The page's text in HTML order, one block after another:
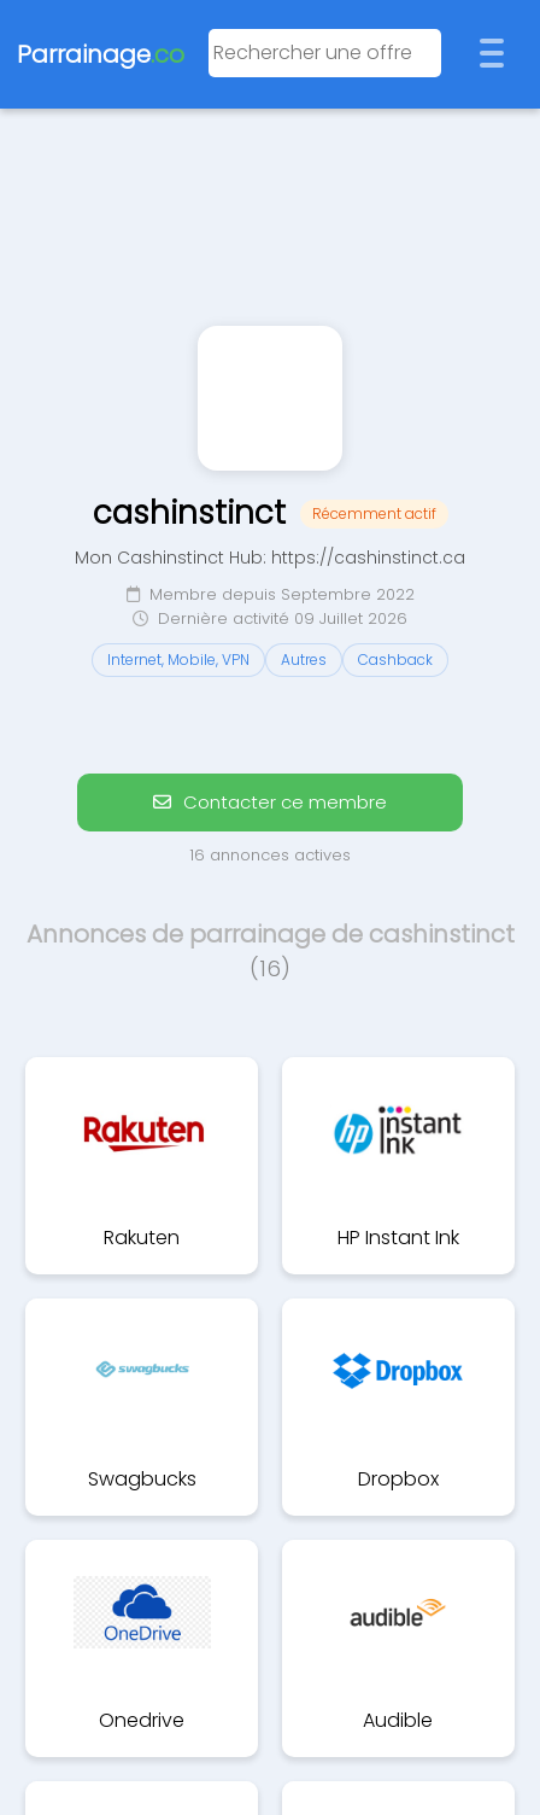
Parrainage.co
cashinstinct Récemment actif
Mon Cashinstinct Hub: https://cashinstinct.ca
Membre depuis Septembre 2022
Dernière activité 09 Juillet 2026
Internet, Mobile, VPN Autres Cashback
Contacter ce membre
16 annonces actives
Annonces de parrainage de cashinstinct
(16)
Rakuten HP Instant Ink
Swagbucks Dropbox
Onedrive Audible